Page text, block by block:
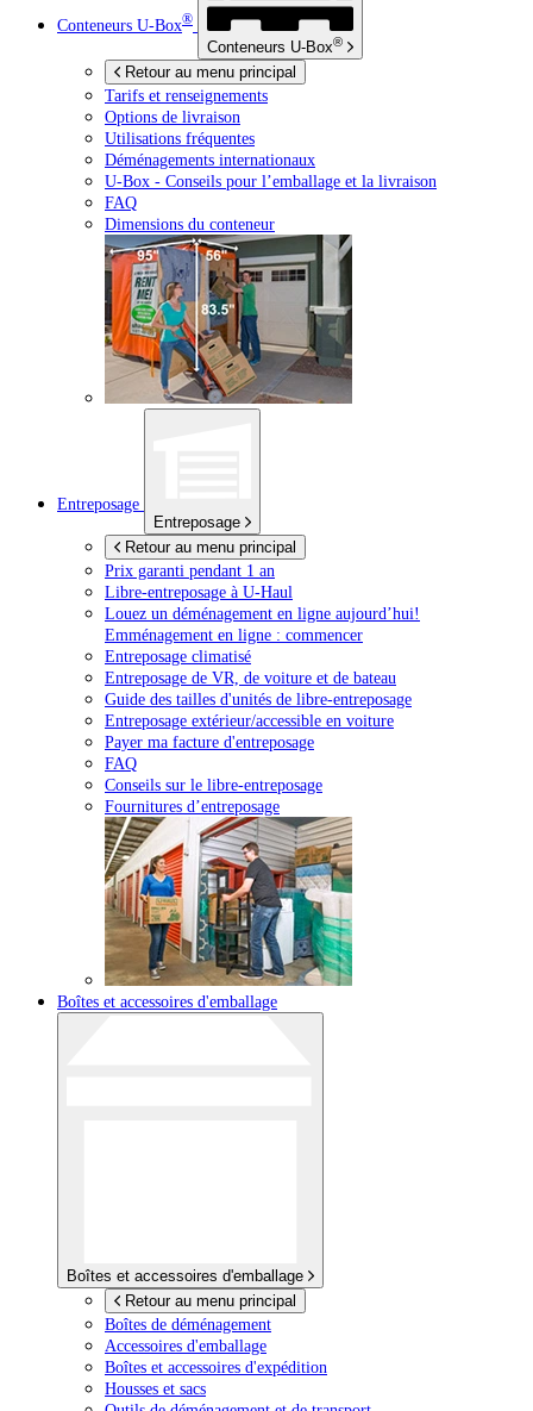
Conteneurs U-Box®
Conteneurs U-Box®
Retour au menu principal
Tarifs et renseignements
Options de livraison
Utilisations fréquentes
Déménagements internationaux
U-Box - Conseils pour l’emballage et la livraison
FAQ
Dimensions du conteneur
Entreposage
Entreposage
Retour au menu principal
Prix garanti pendant 1 an
Libre-entreposage à U-Haul
Louez un déménagement en ligne aujourd’hui!
Emménagement en ligne : commencer
Entreposage climatisé
Entreposage de VR, de voiture et de bateau
Guide des tailles d'unités de libre-entreposage
Entreposage extérieur/accessible en voiture
Payer ma facture d'entreposage
FAQ
Conseils sur le libre-entreposage
Fournitures d’entreposage
Boîtes et accessoires d'emballage
Boîtes et accessoires d'emballage
Retour au menu principal
Boîtes de déménagement
Accessoires d'emballage
Boîtes et accessoires d'expédition
Housses et sacs